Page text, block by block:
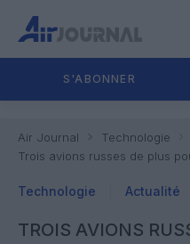
S'ABONNER
Air Journal
Technologie
Trois avions russes de plus
Technologie Actualité
TROIS AVIONS